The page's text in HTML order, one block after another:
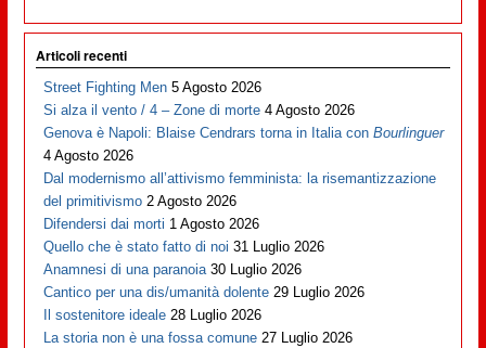
Articoli recenti
Street Fighting Men 5 Agosto 2026
Si alza il vento / 4 – Zone di morte 4 Agosto 2026
Genova è Napoli: Blaise Cendrars torna in Italia conBourlinguer
4 Agosto 2026
Dal modernismo all’attivismo femminista: la risemantizzazione
del primitivismo 2 Agosto 2026
Difendersi dai morti 1 Agosto 2026
Quello che è stato fatto di noi 31 Luglio 2026
Anamnesi di una paranoia 30 Luglio 2026
Cantico per una dis/umanità dolente 29 Luglio 2026
Il sostenitore ideale 28 Luglio 2026
La storia non è una fossa comune 27 Luglio 2026